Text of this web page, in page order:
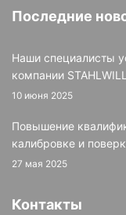
Последние
Наши специалисты
компании
10 июня 2025
Повышение
калибровке и
27 мая 2025
Контакты